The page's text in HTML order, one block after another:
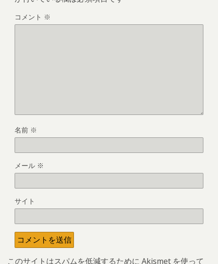
コメント ※
名前 ※
メール ※
サイト
このサイトはスパムを低減するために Akismet を使って